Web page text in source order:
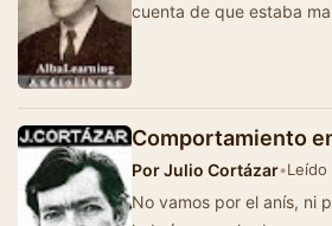
cuenta de que estaba
Comportamiento
PorJulio Cortázar•Leído
No vamos por el anís, ni